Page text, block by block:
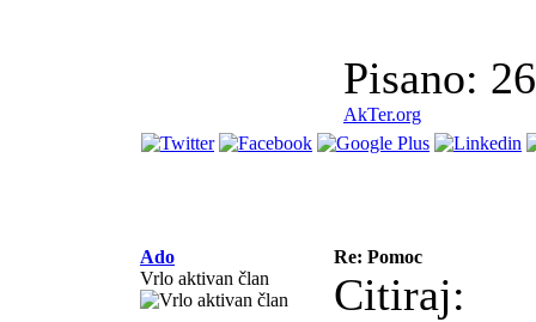
Pisano:
AkTer.org
Ado
Re: Pomoc
Vrlo aktivan član
Citiraj: